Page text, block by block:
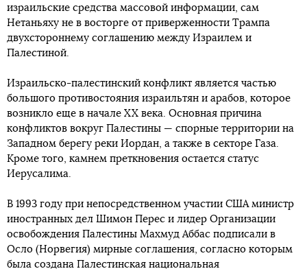
израильские средства массовой информации, сам
Нетаньяху не в восторге от приверженности Трампа
двухстороннему соглашению между Израилем и
Палестиной.
Израильско-палестинский конфликт является частью
большого противостояния израильтян и арабов, которое
возникло еще в начале XX века. Основная причина
конфликтов вокруг Палестины — спорные территории на
Западном берегу реки Иордан, а также в секторе Газа.
Кроме того, камнем преткновения остается статус
Иерусалима.
В 1993 году при непосредственном участии США министр
иностранных дел Шимон Перес и лидер Организации
освобождения Палестины Махмуд Аббас подписали в
Осло (Норвегия) мирные соглашения, согласно которым
была создана Палестинская национальная